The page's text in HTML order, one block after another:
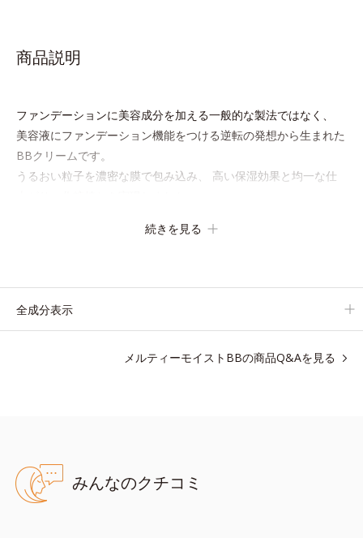
商品説明
ファンデーションに美容成分を加える一般的な製法ではなく、
美容液にファンデーション機能をつける逆転の発想から生まれた
BBクリームです。
うるおい粒子を濃密な膜で包み込み、 高い保湿効果と均一な仕
ン・コンシーラー・パウダーの6役をこなすので、
＋＋＋
※アレルギーテスト済＝全ての方にアレルギーが起こらないという
ことではありません。
続きを見る
全成分表示
メルティーモイストBBの商品Q&Aを見る
みんなのクチコミ